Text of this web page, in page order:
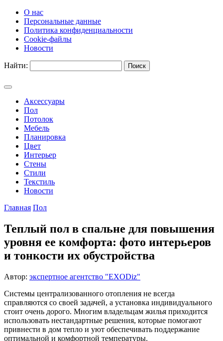
О нас
Персональные данные
Политика конфиденциальности
Cookie-файлы
Новости
Найти:
Аксессуары
Пол
Потолок
Мебель
Планировка
Цвет
Интерьер
Стены
Стили
Текстиль
Новости
Главная Пол
Теплый пол в спальне для повышения
уровня ее комфорта: фото интерьеров
и тонкости их обустройства
Автор: экспертное агентство "EXODiz"
Системы централизованного отопления не всегда
справляются со своей задачей, а установка индивидуального
стоит очень дорого. Многим владельцам жилья приходится
использовать нестандартные решения, которые помогают
привнести в дом тепло и уют обеспечивать поддержание
оптимальной и комфортной температуры.